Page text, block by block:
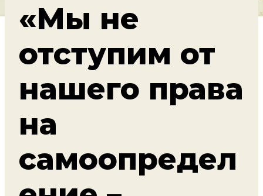
«Мы не
отступим от
нашего права
на
самоопредел